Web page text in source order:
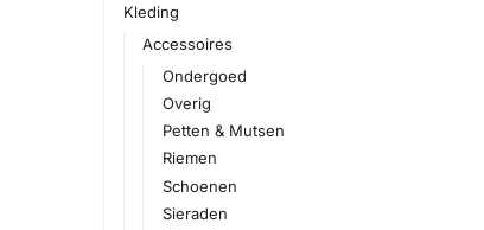
Kleding
Accessoires
Ondergoed
Overig
Petten & Mutsen
Riemen
Schoenen
Sieraden